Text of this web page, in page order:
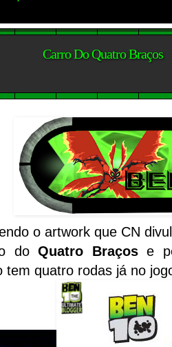
Carro Do Quatro Braços
o artwork que CN
doQuatro Braçose
tem quatro rodas já no